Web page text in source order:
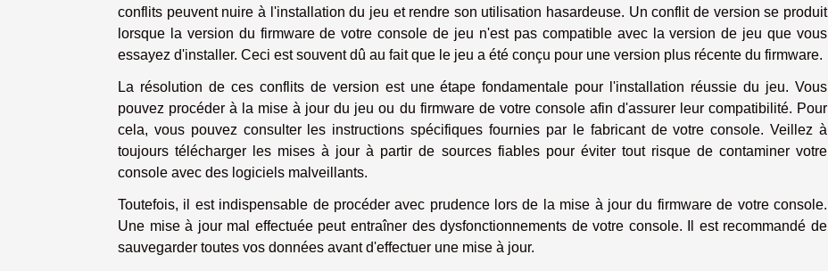
conflits peuvent nuire à l'installation du jeu et rendre son utilisation hasardeuse. Un conflit de version se produit
lorsque la version du firmware de votre console de jeu n'est pas compatible avec la version de jeu que vous
essayez d'installer. Ceci est souvent dû au fait que le jeu a été conçu pour une version plus récente du firmware.
La résolution de ces conflits de version est une étape fondamentale pour l'installation réussie du jeu. Vous
pouvez procéder à la mise à jour du jeu ou du firmware de votre console afin d'assurer leur compatibilité. Pour
cela, vous pouvez consulter les instructions spécifiques fournies par le fabricant de votre console. Veillez à
toujours télécharger les mises à jour à partir de sources fiables pour éviter tout risque de contaminer votre
console avec des logiciels malveillants.
Toutefois, il est indispensable de procéder avec prudence lors de la mise à jour du firmware de votre console.
Une mise à jour mal effectuée peut entraîner des dysfonctionnements de votre console. Il est recommandé de
sauvegarder toutes vos données avant d'effectuer une mise à jour.